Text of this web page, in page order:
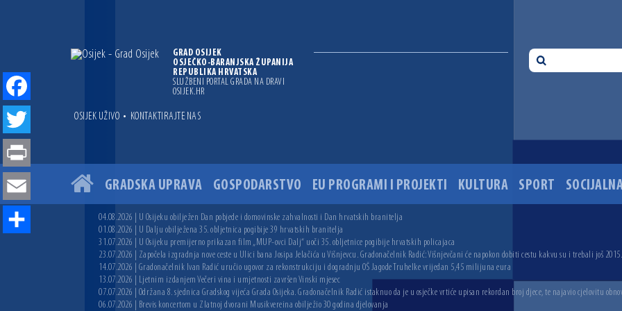
GRAD OSIJEK
OSJEČKO-BARANJSKA ŽUPANIJA
REPUBLIKA HRVATSKA
SLUŽBENI PORTAL GRADA NA DRAVI
OSIJEK.HR
OSIJEK UŽIVO • KONTAKTIRAJTE NAS
GRADSKA UPRAVA GOSPODARSTVO EU PROGRAMI I PROJEKTI KULTURA SPORT
04.08.2026 | U Osijeku obilježen Dan pobjede i domovinske zahvalnosti i Dan hrvatskih branitelja
01.08.2026 | U Dalju obilježena 35. obljetnica pogibije 39 hrvatskih branitelja
31.07.2026 | U Osijeku premijerno prikazan film „MUP-ovci Dalj“ uoči 35. obljetnice pogibije hrvatskih policajaca
23.07.2026 | Započela izgradnja nove ceste u Ulici bana Josipa Jelačića u Višnjevcu. Gradonačelnik Radić: Višnjevčani će napokon dobiti cestu kakvu su i trebali još
14.07.2026 | Gradonačelnik Ivan Radić uručio ugovor za rekonstrukciju i dogradnju OŠ Jagode Truhelke vrijedan 5,45 milijuna eura
13.07.2026 | Ljetnim izdanjem Večeri vina i umjetnosti završen Vinski mjesec
07.07.2026 | Održana 8. sjednica Gradskog vijeća Grada Osijeka. Gradonačelnik Radić istaknuo da je u osječke vrtiće upisan rekordan broj djece, te najavio cjelovitu
06.07.2026 | Brevis koncertom u Zlatnoj dvorani Musikvereina obilježio 30 godina djelovanja
Facebook
Twitter
Print
Email